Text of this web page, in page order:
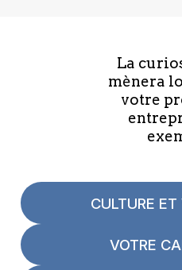
La
mènera
votre
CULTURE
VOTRE